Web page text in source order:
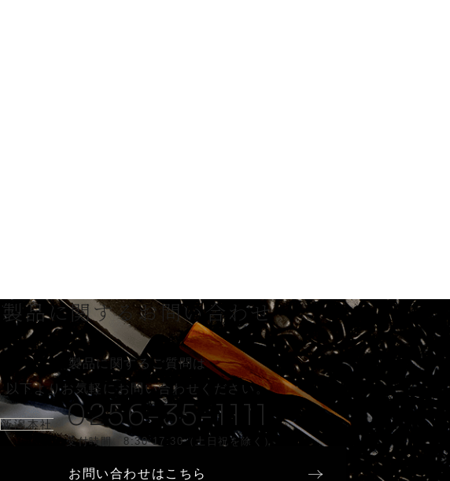
製品に関するお問い合わせ
製品に関するご質問は
以下よりお気軽に
お問い合わせください。
新潟本社 0256-35-1111
受付時間 8:30-17:30（土日祝を除く）
お問い合わせはこちら